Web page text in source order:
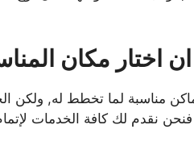
اختار مكان
مناسبة لما تخطط له, ولكن
نقدم لك كافة الخدمات